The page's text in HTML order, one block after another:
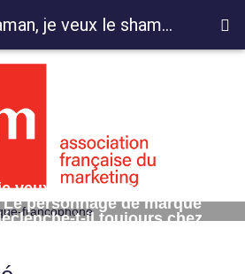
veux le shampooing avec
personnage de marque
t-il toujours chez
11881 « Maman, je veux le shampooing avec le bonhomme ! » Le personnage de marque sur l'emballage déclenche-t-il toujours chez l'enfant l'envie de réclamer la marque ?